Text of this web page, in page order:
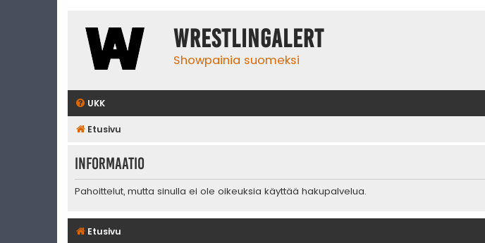
WrestlingAlert
Showpainia suomeksi
UKK
Etusivu
Informaatio
Pahoittelut, mutta sinulla ei ole oikeuksia käyttää hakupalvelua.
Etusivu